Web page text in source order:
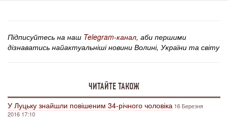
Підписуйтесь на наш Telegram-канал, аби першими
дізнаватись найактуальніші новини Волині, України та світу
ЧИТАЙТЕ ТАКОЖ
У Луцьку знайшли повішеним 34-річного чоловіка 16 Березня
2016 17:10